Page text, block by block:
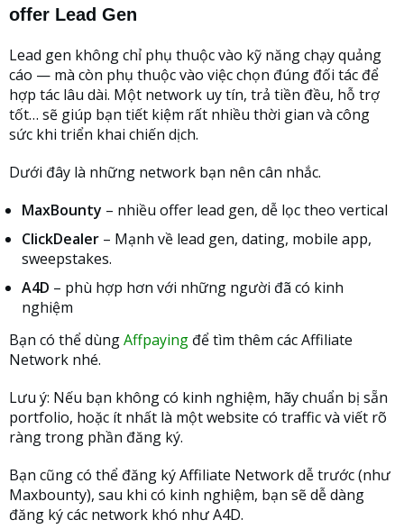
offer Lead Gen
Lead gen không chỉ phụ thuộc vào kỹ năng chạy quảng
cáo — mà còn phụ thuộc vào việc chọn đúng đối tác để
hợp tác lâu dài. Một network uy tín, trả tiền đều, hỗ trợ
tốt… sẽ giúp bạn tiết kiệm rất nhiều thời gian và công
sức khi triển khai chiến dịch.
Dưới đây là những network bạn nên cân nhắc.
MaxBounty – nhiều offer lead gen, dễ lọc theo vertical
ClickDealer – Mạnh về lead gen, dating, mobile app,
sweepstakes.
A4D – phù hợp hơn với những người đã có kinh
nghiệm
Bạn có thể dùngAffpaying để tìm thêm các Affiliate
Network nhé.
Lưu ý: Nếu bạn không có kinh nghiệm, hãy chuẩn bị sẵn
portfolio, hoặc ít nhất là một website có traffic và viết rõ
ràng trong phần đăng ký.
Bạn cũng có thể đăng ký Affiliate Network dễ trước (như
Maxbounty), sau khi có kinh nghiệm, bạn sẽ dễ dàng
đăng ký các network khó như A4D.